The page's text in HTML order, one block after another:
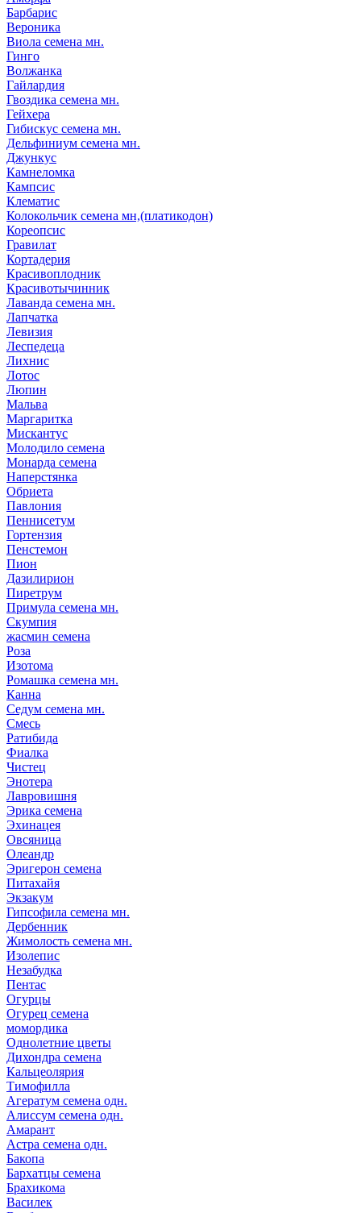
Барбарис
Вероника
Виола семена мн.
Гинго
Волжанка
Гайлардия
Гвоздика семена мн.
Гейхера
Гибискус семена мн.
Дельфиниум семена мн.
Джункус
Камнеломка
Кампсис
Клематис
Колокольчик семена мн,(платикодон)
Кореопсис
Гравилат
Кортадерия
Красивоплодник
Красивотычинник
Лаванда семена мн.
Лапчатка
Левизия
Леспедеца
Лихнис
Лотос
Люпин
Мальва
Маргаритка
Мискантус
Молодило семена
Монарда семена
Наперстянка
Обриета
Павлония
Пеннисетум
Гортензия
Пенстемон
Пион
Дазилирион
Пиретрум
Примула семена мн.
Скумпия
жасмин семена
Роза
Изотома
Ромашка семена мн.
Канна
Седум семена мн.
Смесь
Ратибида
Фиалка
Чистец
Энотера
Лавровишня
Эрика семена
Эхинацея
Овсяница
Олеандр
Эригерон семена
Питахайя
Экзакум
Гипсофила семена мн.
Дербенник
Жимолость семена мн.
Изолепис
Незабудка
Пентас
Огурцы
Огурец семена
момордика
Однолетние цветы
Дихондра семена
Кальцеолярия
Тимофилла
Агератум семена одн.
Алиссум семена одн.
Амарант
Астра семена одн.
Бакопа
Бархатцы семена
Брахикома
Василек